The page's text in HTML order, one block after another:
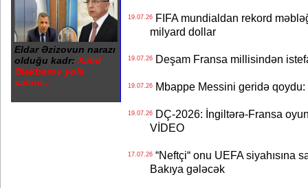
Eldar Əzizovun narazı
olduğu kadr: Xalid
Ələkbərov yola
salınır...
19.07.26FIFA mundialdan rekord
milyard dollar
19.07.26Deşam Fransa millisindən
19.07.26Mbappe Messini geridə qoydu:
19.07.26DÇ-2026: İngiltərə-Fransa
VİDEO
17.07.26“Neftçi“ onu UEFA siyahısına
Bakıya gələcək